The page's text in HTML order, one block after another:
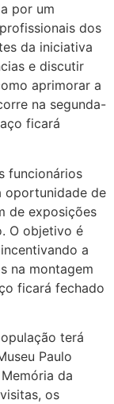
por um
dos
da iniciativa
e discutir
aprimorar a
na segunda-
ficará
funcionários
oportunidade de
de exposições
O objetivo é
a
na montagem
ficará fechado
terá
Paulo
da
os